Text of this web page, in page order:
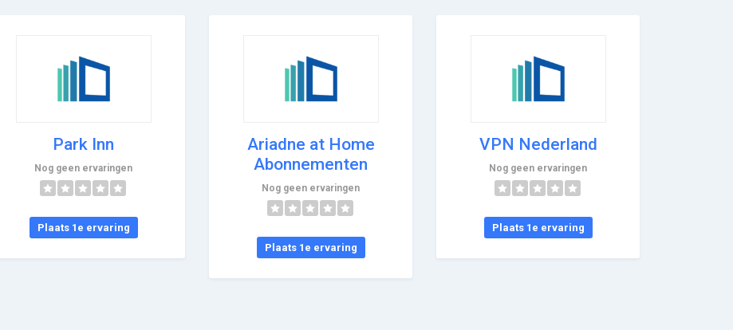
Park Inn
Nog geen ervaringen
Plaats 1e ervaring
Ariadne at Home
Abonnementen
Nog geen ervaringen
Plaats 1e ervaring
VPN Nederland
Nog geen ervaringen
Plaats 1e ervaring